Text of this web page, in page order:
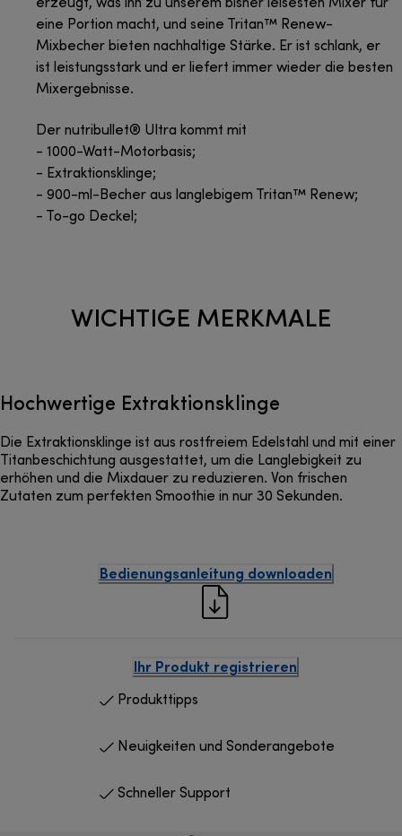
erzeugt, was ihn zu unserem bisher leisesten Mixer für
eine Portion macht, und seine Tritan™ Renew-
Mixbecher bieten nachhaltige Stärke. Er ist schlank, er
ist leistungsstark und er liefert immer wieder die besten
Mixergebnisse.
Der nutribullet® Ultra kommt mit
- 1000-Watt-Motorbasis;
- Extraktionsklinge;
- 900-ml-Becher aus langlebigem Tritan™ Renew;
- To-go Deckel;
WICHTIGE MERKMALE
Hochwertige Extraktionsklinge
Die Extraktionsklinge ist aus rostfreiem Edelstahl und mit einer
Titanbeschichtung ausgestattet, um die Langlebigkeit zu
erhöhen und die Mixdauer zu reduzieren. Von frischen
Zutaten zum perfekten Smoothie in nur 30 Sekunden.
Bedienungsanleitung downloaden
Ihr Produkt registrieren
Produkttipps
Neuigkeiten und Sonderangebote
Schneller Support